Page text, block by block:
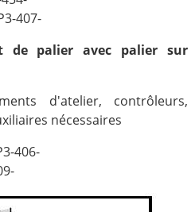
407-
de palier avec palier sur
d'atelier, contrôleurs,
nécessaires
406-